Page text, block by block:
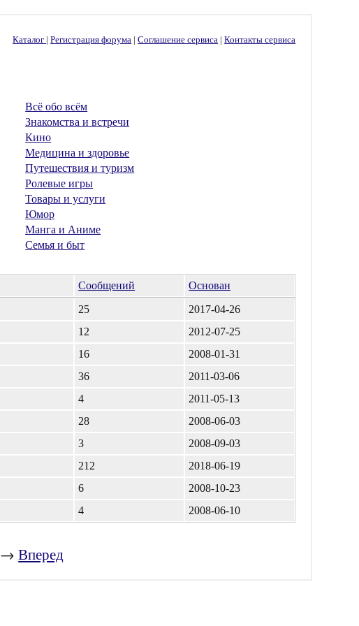
Каталог |Регистрация форума |Соглашение сервиса |Контакты сервиса
Всё обо всём
Знакомства и встречи
Кино
Медицина и здоровье
Путешествия и туризм
Ролевые игры
Товары и услуги
Юмор
Манга и Аниме
Семья и быт
Сообщений
Основан
25
2017-04-26
12
2012-07-25
16
2008-01-31
36
2011-03-06
4
2011-05-13
28
2008-06-03
3
2008-09-03
212
2018-06-19
6
2008-10-23
4 2008-06-10
→Вперед